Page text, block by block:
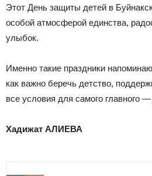
Этот День защиты детей в
особой атмосферой единства,
улыбок.
Именно такие праздники
как важно беречь детство,
все условия для самого главного
Хадижат АЛИЕВА